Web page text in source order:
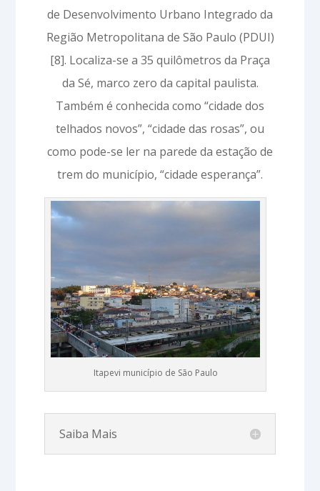
de Desenvolvimento Urbano Integrado da
Região Metropolitana de São Paulo (PDUI)
[8]. Localiza-se a 35 quilômetros da Praça
da Sé, marco zero da capital paulista.
Também é conhecida como “cidade dos
telhados novos”, “cidade das rosas”, ou
como pode-se ler na parede da estação de
trem do município, “cidade esperança”.
Itapevi município de São Paulo
Saiba Mais